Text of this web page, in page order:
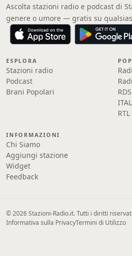
Ascolta stazioni radio e podcast di
genere o umore — gratis su
ESPLORA
Stazioni radio
Podcast
Brani Popolari
INFORMAZIONI
Chi Siamo
Aggiungi stazione
Widget
Feedback
© 2026 Stazioni-Radio.it. Tutti i diritti
Informativa sulla PrivacyTermini di Utilizzo